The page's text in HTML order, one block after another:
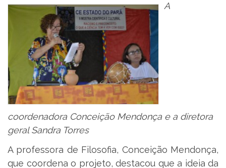
A
coordenadora Conceição Mendonça e a diretora
geral Sandra Torres
A professora de Filosofia, Conceição Mendonça,
que coordena o projeto, destacou que a ideia da